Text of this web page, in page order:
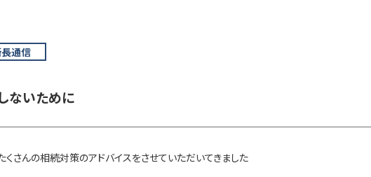
通信
ないために
んの相続対策のアドバイスをさせていただいてきました